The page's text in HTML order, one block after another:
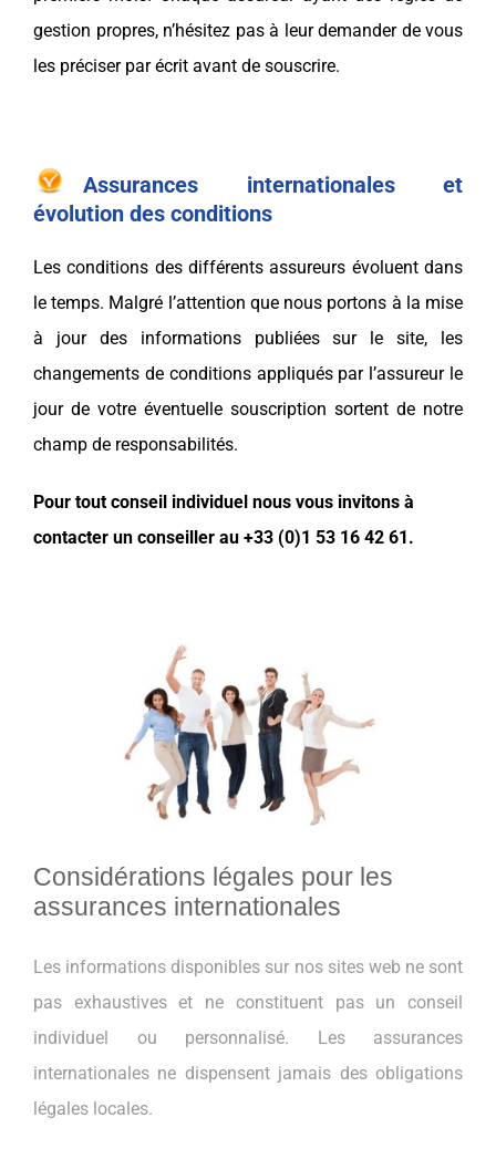
gestion propres, n’hésitez pas à leur demander de vous
les préciser par écrit avant de souscrire.
Assurances internationales et
évolution des conditions
Les conditions des différents assureurs évoluent dans
le temps. Malgré l’attention que nous portons à la mise
à jour des informations publiées sur le site, les
changements de conditions appliqués par l’assureur le
jour de votre éventuelle souscription sortent de notre
champ de responsabilités.
Pour tout conseil individuel nous vous invitons à
contacter un conseiller au +33 (0)1 53 16 42 61.
Considérations légales pour les
assurances internationales
Les informations disponibles sur nos sites web ne sont
pas exhaustives et ne constituent pas un conseil
individuel ou personnalisé. Les assurances
internationales ne dispensent jamais des obligations
légales locales.